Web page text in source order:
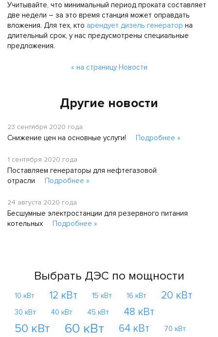
Учитывайте, что минимальный период проката составляет
две недели – за это время станция может оправдать
вложения. Для тех, кто арендует дизель генератор на
длительный срок, у нас предусмотрены специальные
предложения.
« на страницу Новости
Другие новости
23 сентября 2020 года
Снижение цен на основные услуги! Подробнее »
1 сентября 2020 года
Поставляем генераторы для нефтегазовой
отрасли
Подробнее »
24 августа 2020 года
Бесшумные электростанции для резервного питания
котельных
Подробнее »
Выбрать ДЭС по мощности
10 кВт 12 кВт 15 кВт 16 кВт 20 кВт
30 кВт 40 кВт 45 кВт 48 кВт
50 кВт 60 кВт 64 кВт 70 кВт